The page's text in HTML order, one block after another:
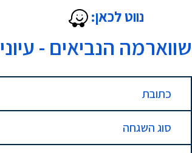
נווט לכאן:
שווארמה הנביאים - עיוני
כתובת
סוג השגחה